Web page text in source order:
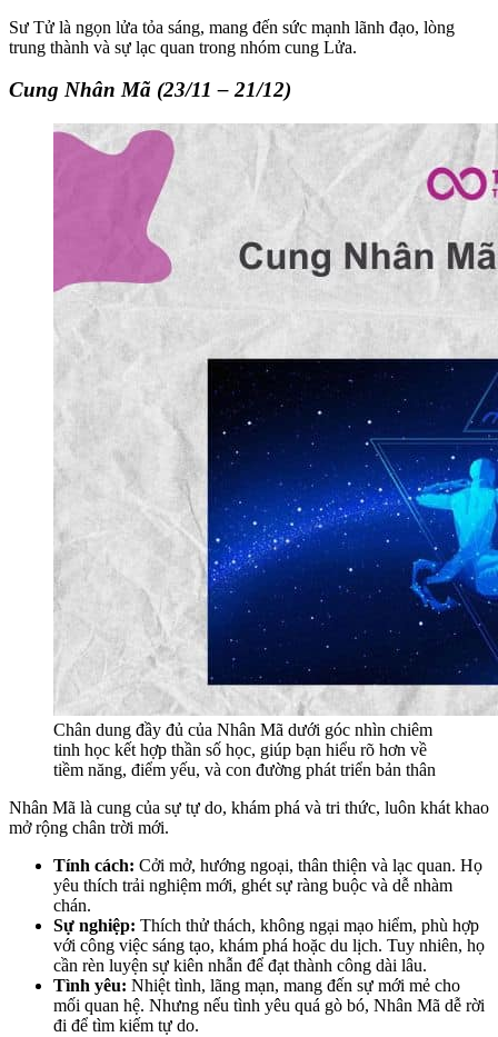
Sư Tử là ngọn lửa tỏa sáng, mang đến sức mạnh lãnh đạo, lòng
trung thành và sự lạc quan trong nhóm cung Lửa.
Cung Nhân Mã (23/11 – 21/12)
Chân dung đầy đủ của Nhân Mã dưới góc nhìn chiêm
tinh học kết hợp thần số học, giúp bạn hiểu rõ hơn về
tiềm năng, điểm yếu, và con đường phát triển bản thân
Nhân Mã là cung của sự tự do, khám phá và tri thức, luôn khát khao
mở rộng chân trời mới.
Tính cách: Cởi mở, hướng ngoại, thân thiện và lạc quan. Họ
yêu thích trải nghiệm mới, ghét sự ràng buộc và dễ nhàm
chán.
Sự nghiệp: Thích thử thách, không ngại mạo hiểm, phù hợp
với công việc sáng tạo, khám phá hoặc du lịch. Tuy nhiên, họ
cần rèn luyện sự kiên nhẫn để đạt thành công dài lâu.
Tình yêu: Nhiệt tình, lãng mạn, mang đến sự mới mẻ cho
mối quan hệ. Nhưng nếu tình yêu quá gò bó, Nhân Mã dễ rời
đi để tìm kiếm tự do.